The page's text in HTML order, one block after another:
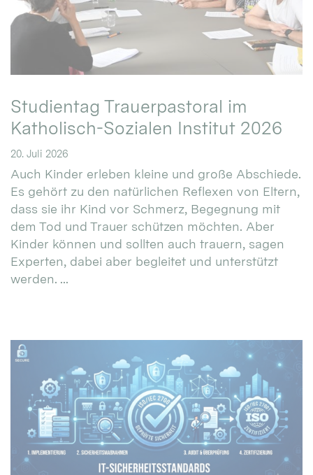
Studientag Trauerpastoral im
Katholisch-Sozialen Institut 2026
20. Juli 2026
Auch Kinder erleben kleine und große Abschiede.
Es gehört zu den natürlichen Reflexen von Eltern,
dass sie ihr Kind vor Schmerz, Begegnung mit
dem Tod und Trauer schützen möchten. Aber
Kinder können und sollten auch trauern, sagen
Experten, dabei aber begleitet und unterstützt
werden. ...